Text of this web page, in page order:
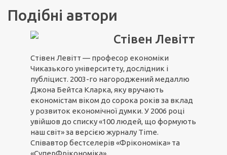
Подібні автори
Стівен Левітт
Стівен Левітт — професор економіки
Чиказького університету, дослідник і
публіцист. 2003-го нагороджений медаллю
Джона Бейтса Кларка, яку вручають
економістам віком до сорока років за вклад
у розвиток економічної думки. У 2006 році
увійшов до списку «100 людей, що формують
наш світ» за версією журналу Time.
Співавтор бестселерів «Фрікономіка» та
«СуперФрікономіка».